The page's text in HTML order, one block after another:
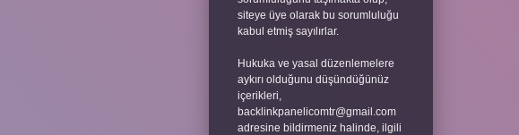
siteye üye olarak bu sorumluluğu
kabul etmiş sayılırlar.
Hukuka ve yasal düzenlemelere
aykırı olduğunu düşündüğünüz
içerikleri,
backlinkpanelicomtr@gmail.com
adresine bildirmeniz halinde, ilgili